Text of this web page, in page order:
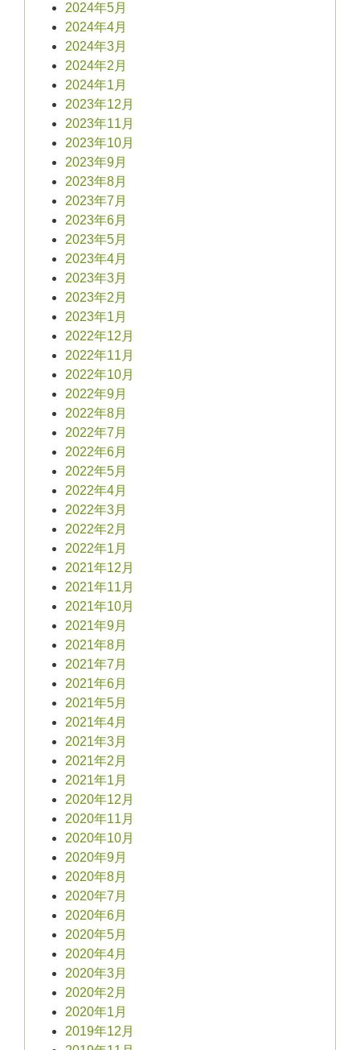
2024年5月
2024年4月
2024年3月
2024年2月
2024年1月
2023年12月
2023年11月
2023年10月
2023年9月
2023年8月
2023年7月
2023年6月
2023年5月
2023年4月
2023年3月
2023年2月
2023年1月
2022年12月
2022年11月
2022年10月
2022年9月
2022年8月
2022年7月
2022年6月
2022年5月
2022年4月
2022年3月
2022年2月
2022年1月
2021年12月
2021年11月
2021年10月
2021年9月
2021年8月
2021年7月
2021年6月
2021年5月
2021年4月
2021年3月
2021年2月
2021年1月
2020年12月
2020年11月
2020年10月
2020年9月
2020年8月
2020年7月
2020年6月
2020年5月
2020年4月
2020年3月
2020年2月
2020年1月
2019年12月